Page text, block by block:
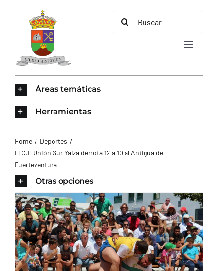
contenido
Buscar:
Toggle
AYUNTAMIENTO
TURISMO
CONTACTO
Áreas temáticas
Herramientas
Home
Deportes
El C.L Unión Sur Yaiza derrota 12 a 10 al Antigua de
Fuerteventura
Otras opciones